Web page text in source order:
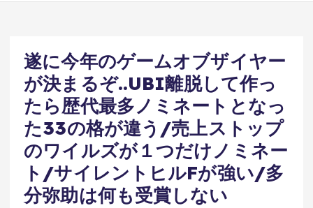
遂に今年のゲームオブザイヤー
が決まるぞ..UBI離脱して作っ
たら歴代最多ノミネートとなっ
た33の格が違う/売上ストップ
のワイルズが１つだけノミネー
ト/サイレントヒルFが強い/多
分弥助は何も受賞しない